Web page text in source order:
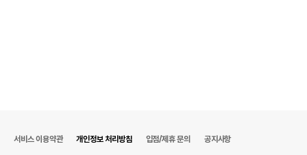
서비스 이용약관 개인정보 처리방침 입점/제휴 문의 공지사항